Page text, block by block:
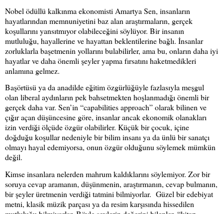
Nobel ödüllü kalkınma ekonomisti Amartya Sen, insanların
hayatlarından memnuniyetini baz alan araştırmaların, gerçek
koşullarını yansıtmıyor olabileceğini söylüyor. Bir insanın
mutluluğu, hayallerine ve hayattan beklentilerine bağlı. İnsanlar
zorluklarla başetmenin yollarını bulabilirler, ama bu, onların daha iyi
hayatlar ve daha önemli şeyler yapma fırsatını haketmedikleri
anlamına gelmez.
Başörtüsü ya da anadilde eğitim özgürlüğüyle fazlasıyla meşgul
olan liberal aydınların pek bahsetmekten hoşlanmadığı önemli bir
gerçek daha var. Sen’in “capabilities approach” olarak bilinen ve
çığır açan düşüncesine göre, insanlar ancak ekonomik olanakları
izin verdiği ölçüde özgür olabilirler. Küçük bir çocuk, içine
doğduğu koşullar nedeniyle bir bilim insanı ya da ünlü bir sanatçı
olmayı hayal edemiyorsa, onun özgür olduğunu söylemek mümkün
değil.
Kimse insanlara nelerden mahrum kaldıklarını söylemiyor. Zor bir
soruya cevap aramanın, düşünmenin, araştırmanın, cevap bulmanın,
bir şeyler üretmenin verdiği tatmini bilmiyorlar. Güzel bir edebiyat
metni, klasik müzik parçası ya da resim karşısında hissedilen